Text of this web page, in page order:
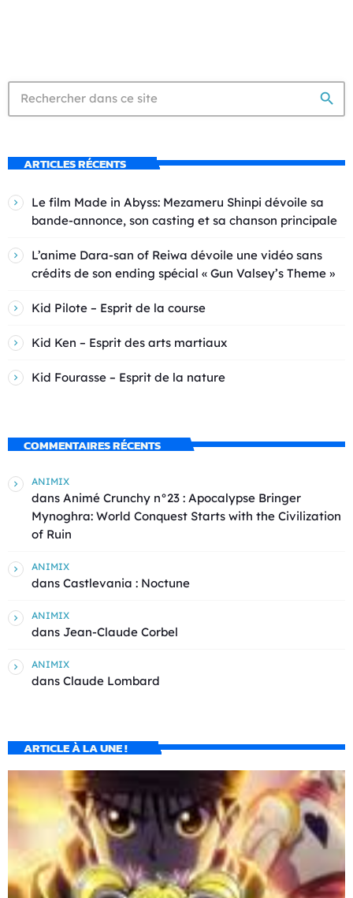
search
ARTICLES RÉCENTS
Le film Made in Abyss: Mezameru Shinpi dévoile sa
bande-annonce, son casting et sa chanson principale
L’anime Dara-san of Reiwa dévoile une vidéo sans
crédits de son ending spécial « Gun Valsey’s Theme »
Kid Pilote – Esprit de la course
Kid Ken – Esprit des arts martiaux
Kid Fourasse – Esprit de la nature
COMMENTAIRES RÉCENTS
ANIMIX
dans Animé Crunchy n°23 : Apocalypse Bringer
Mynoghra: World Conquest Starts with the Civilization
of Ruin
ANIMIX
dans Castlevania : Noctune
ANIMIX
dans Jean-Claude Corbel
ANIMIX
dans Claude Lombard
ARTICLE À LA UNE !